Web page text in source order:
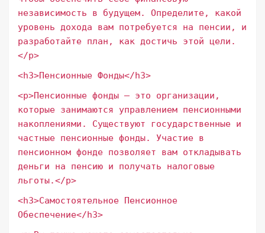
независимость в будущем. Определите, какой
уровень дохода вам потребуется на пенсии, и
разработайте план, как достичь этой цели.
</p>
<h3>Пенсионные Фонды</h3>
<p>Пенсионные фонды – это организации,
которые занимаются управлением пенсионными
накоплениями. Существуют государственные и
частные пенсионные фонды. Участие в
пенсионном фонде позволяет вам откладывать
деньги на пенсию и получать налоговые
льготы.</p>
<h3>Самостоятельное Пенсионное
Обеспечение</h3>